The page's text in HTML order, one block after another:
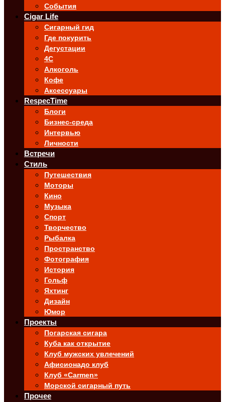
События
Cigar Life
Сигарный гид
Где покурить
Дегустации
4C
Алкоголь
Кофе
Аксессуары
RespecTime
Блоги
Бизнес-среда
Интервью
Личности
Встречи
Стиль
Путешествия
Моторы
Кино
Музыка
Спорт
Творчество
Рыбалка
Пространство
Фотография
История
Гольф
Яхтинг
Дизайн
Юмор
Проекты
Погарская сигара
Куба как открытие
Клуб мужских увлечений
Афисионадо клуб
Клуб «Carmen»
Морской сигарный путь
Прочее